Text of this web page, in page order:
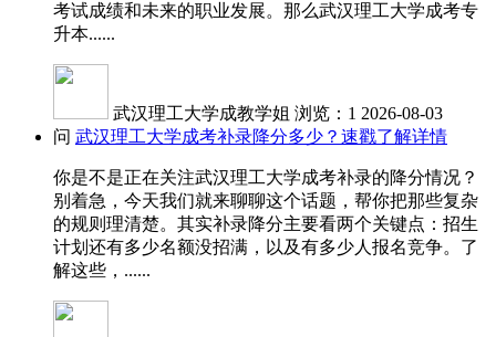
考试成绩和未来的职业发展。那么武汉理工大学成考专
升本......
武汉理工大学成教学姐 浏览：1 2026-08-03
问 武汉理工大学成考补录降分多少？速戳了解详情
你是不是正在关注武汉理工大学成考补录的降分情况？
别着急，今天我们就来聊聊这个话题，帮你把那些复杂
的规则理清楚。其实补录降分主要看两个关键点：招生
计划还有多少名额没招满，以及有多少人报名竞争。了
解这些，......